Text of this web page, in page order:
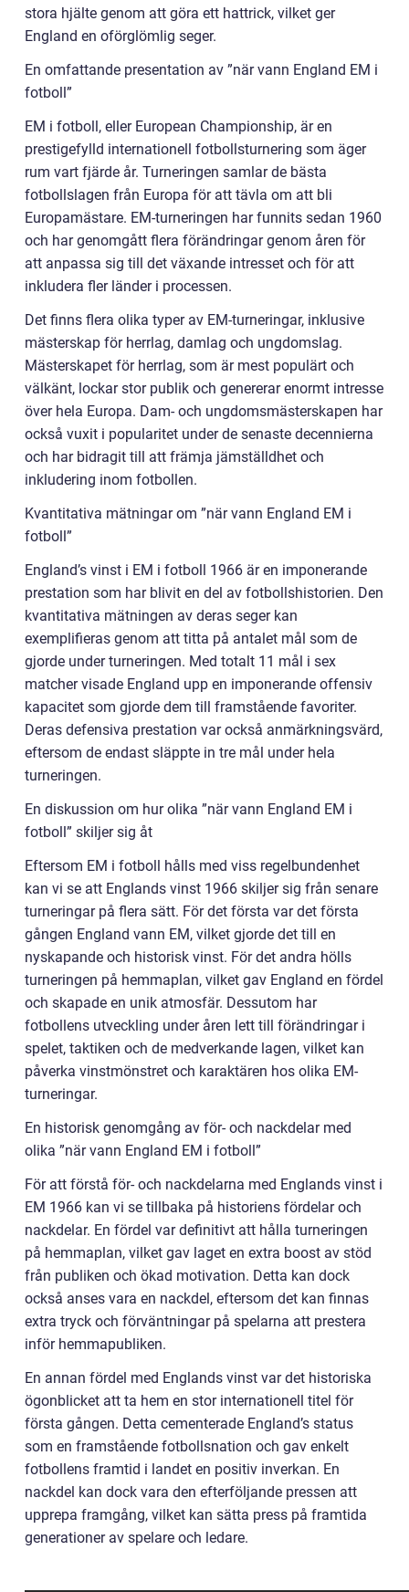
stora hjälte genom att göra ett hattrick, vilket ger
England en oförglömlig seger.
En omfattande presentation av ”när vann England EM i
fotboll”
EM i fotboll, eller European Championship, är en
prestigefylld internationell fotbollsturnering som äger
rum vart fjärde år. Turneringen samlar de bästa
fotbollslagen från Europa för att tävla om att bli
Europamästare. EM-turneringen har funnits sedan 1960
och har genomgått flera förändringar genom åren för
att anpassa sig till det växande intresset och för att
inkludera fler länder i processen.
Det finns flera olika typer av EM-turneringar, inklusive
mästerskap för herrlag, damlag och ungdomslag.
Mästerskapet för herrlag, som är mest populärt och
välkänt, lockar stor publik och genererar enormt intresse
över hela Europa. Dam- och ungdomsmästerskapen har
också vuxit i popularitet under de senaste decennierna
och har bidragit till att främja jämställdhet och
inkludering inom fotbollen.
Kvantitativa mätningar om ”när vann England EM i
fotboll”
England’s vinst i EM i fotboll 1966 är en imponerande
prestation som har blivit en del av fotbollshistorien. Den
kvantitativa mätningen av deras seger kan
exemplifieras genom att titta på antalet mål som de
gjorde under turneringen. Med totalt 11 mål i sex
matcher visade England upp en imponerande offensiv
kapacitet som gjorde dem till framstående favoriter.
Deras defensiva prestation var också anmärkningsvärd,
eftersom de endast släppte in tre mål under hela
turneringen.
En diskussion om hur olika ”när vann England EM i
fotboll” skiljer sig åt
Eftersom EM i fotboll hålls med viss regelbundenhet
kan vi se att Englands vinst 1966 skiljer sig från senare
turneringar på flera sätt. För det första var det första
gången England vann EM, vilket gjorde det till en
nyskapande och historisk vinst. För det andra hölls
turneringen på hemmaplan, vilket gav England en fördel
och skapade en unik atmosfär. Dessutom har
fotbollens utveckling under åren lett till förändringar i
spelet, taktiken och de medverkande lagen, vilket kan
påverka vinstmönstret och karaktären hos olika EM-
turneringar.
En historisk genomgång av för- och nackdelar med
olika ”när vann England EM i fotboll”
För att förstå för- och nackdelarna med Englands vinst i
EM 1966 kan vi se tillbaka på historiens fördelar och
nackdelar. En fördel var definitivt att hålla turneringen
på hemmaplan, vilket gav laget en extra boost av stöd
från publiken och ökad motivation. Detta kan dock
också anses vara en nackdel, eftersom det kan finnas
extra tryck och förväntningar på spelarna att prestera
inför hemmapubliken.
En annan fördel med Englands vinst var det historiska
ögonblicket att ta hem en stor internationell titel för
första gången. Detta cementerade England’s status
som en framstående fotbollsnation och gav enkelt
fotbollens framtid i landet en positiv inverkan. En
nackdel kan dock vara den efterföljande pressen att
upprepa framgång, vilket kan sätta press på framtida
generationer av spelare och ledare.